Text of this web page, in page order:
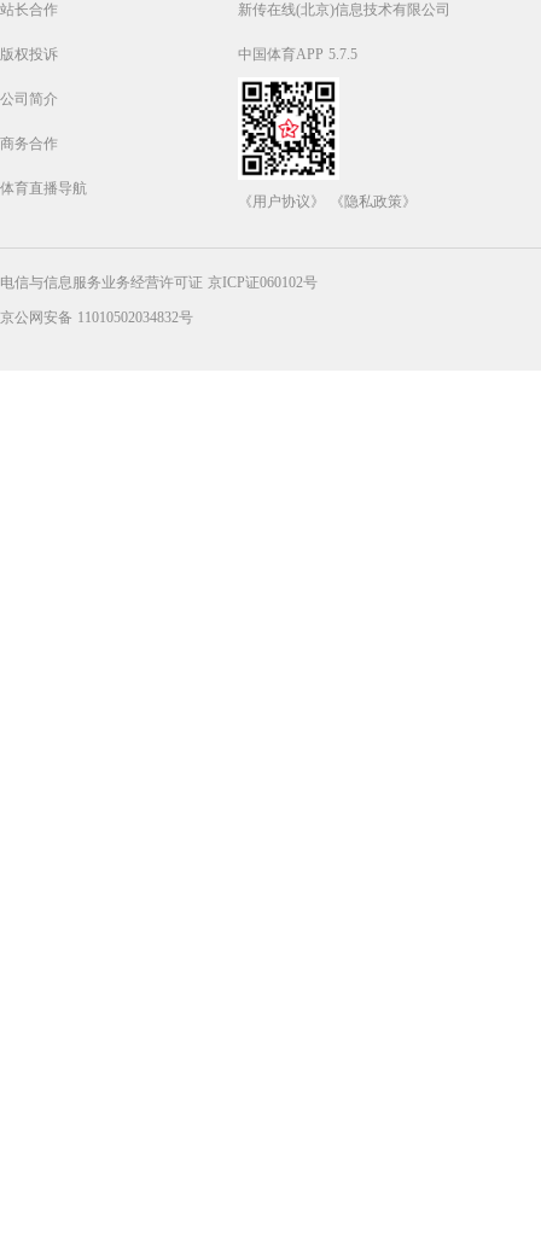
站长合作
版权投诉
公司简介
商务合作
体育直播导航
新传在线(北京)信息技术有限公司
中国体育APP 5.7.5
《用户协议》 《隐私政策》
电信与信息服务业务经营许可证 京ICP证060102号
京公网安备 11010502034832号